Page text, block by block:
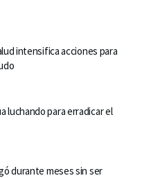
intensifica acciones para
luchando para erradicar el
durante meses sin ser